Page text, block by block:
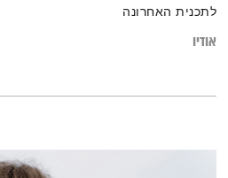
לתכנית האחרונה
אודיו